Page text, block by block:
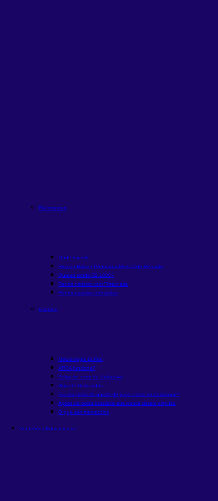
Recorrentes
Onde Investir
Rico na Bolsa | Panorama Mensal do Mercado
Quanto rende R$ 1000?
Renda passiva com Fiisem alta
Renda passiva com ações
Estudos
Metodologia Buffett
ARCA funciona?
Bolsa vs. corte da Selicnovo
Guia de Dividendos
Fiis em ciclos de queda de juros: como se posicionar?
Ações da bolsa brasileira que nunca deram prejuízo
O que são memecoins
Conteúdos Educacionais